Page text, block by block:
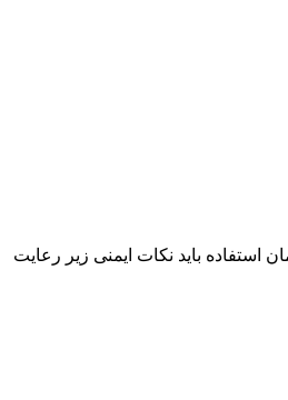
باید نکات ایمنی زیر رعایت